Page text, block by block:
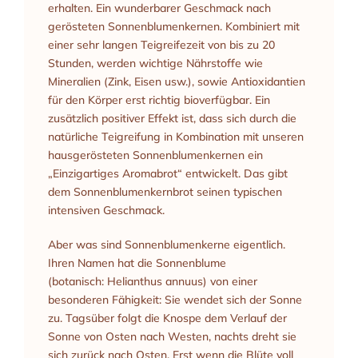
erhalten. Ein wunderbarer Geschmack nach
gerösteten Sonnenblumenkernen. Kombiniert mit
einer sehr langen Teigreifezeit von bis zu 20
Stunden, werden wichtige Nährstoffe wie
Mineralien (Zink, Eisen usw.), sowie Antioxidantien
für den Körper erst richtig bioverfügbar. Ein
zusätzlich positiver Effekt ist, dass sich durch die
natürliche Teigreifung in Kombination mit unseren
hausgerösteten Sonnenblumenkernen ein
„Einzigartiges Aromabrot“ entwickelt. Das gibt
dem Sonnenblumenkernbrot seinen typischen
intensiven Geschmack.
Aber was sind Sonnenblumenkerne eigentlich.
Ihren Namen hat die Sonnenblume
(botanisch: Helianthus annuus) von einer
besonderen Fähigkeit: Sie wendet sich der Sonne
zu. Tagsüber folgt die Knospe dem Verlauf der
Sonne von Osten nach Westen, nachts dreht sie
sich zurück nach Osten. Erst wenn die Blüte voll